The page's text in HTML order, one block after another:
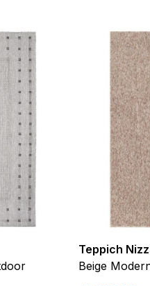
Teppich
Beige
hinweg zu verfolgen. Das
sind und somit
und noch keiner